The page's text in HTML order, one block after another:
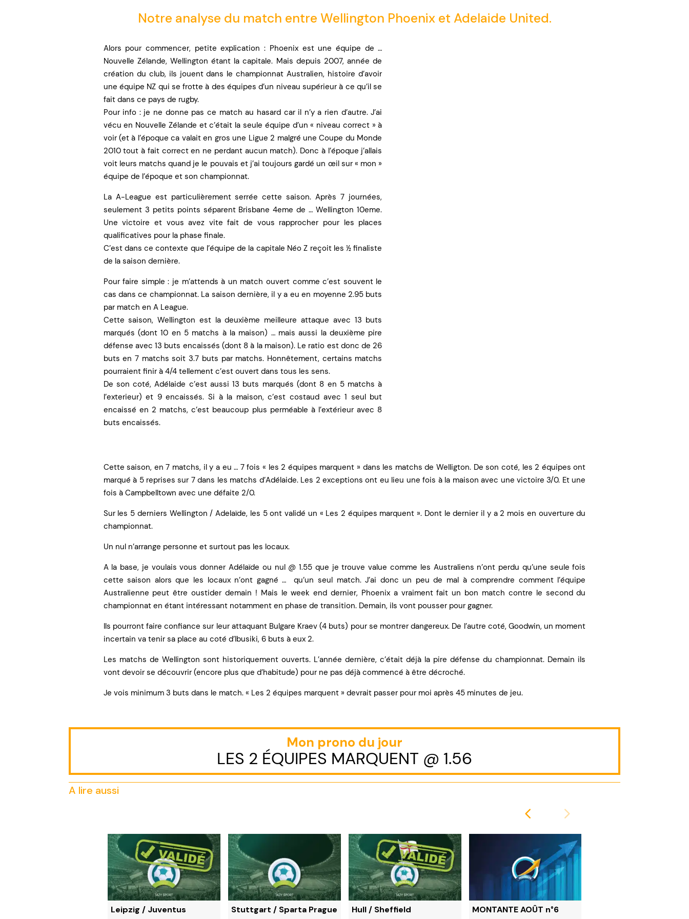
Notre analyse du match entre Wellington Phoenix et Adelaide United.
Alors pour commencer, petite explication : Phoenix est une équipe de …
Nouvelle Zélande, Wellington étant la capitale. Mais depuis 2007, année de
création du club, ils jouent dans le championnat Australien, histoire d’avoir
une équipe NZ qui se frotte à des équipes d’un niveau supérieur à ce qu’il se
fait dans ce pays de rugby.
Pour info : je ne donne pas ce match au hasard car il n’y a rien d’autre. J’ai
vécu en Nouvelle Zélande et c’était la seule équipe d’un « niveau correct » à
voir (et à l’époque ca valait en gros une Ligue 2 malgré une Coupe du Monde
2010 tout à fait correct en ne perdant aucun match). Donc à l’époque j’allais
voit leurs matchs quand je le pouvais et j’ai toujours gardé un œil sur « mon »
équipe de l’époque et son championnat.
La A-League est particulièrement serrée cette saison. Après 7 journées,
seulement 3 petits points séparent Brisbane 4eme de … Wellington 10eme.
Une victoire et vous avez vite fait de vous rapprocher pour les places
qualificatives pour la phase finale.
C’est dans ce contexte que l’équipe de la capitale Néo Z reçoit les ½ finaliste
de la saison dernière.
Pour faire simple : je m’attends à un match ouvert comme c’est souvent le
cas dans ce championnat. La saison dernière, il y a eu en moyenne 2.95 buts
par match en A League.
Cette saison, Wellington est la deuxième meilleure attaque avec 13 buts
marqués (dont 10 en 5 matchs à la maison) … mais aussi la deuxième pire
défense avec 13 buts encaissés (dont 8 à la maison). Le ratio est donc de 26
buts en 7 matchs soit 3.7 buts par matchs. Honnêtement, certains matchs
pourraient finir à 4/4 tellement c’est ouvert dans tous les sens.
De son coté, Adélaide c’est aussi 13 buts marqués (dont 8 en 5 matchs à
l’exterieur) et 9 encaissés. Si à la maison, c’est costaud avec 1 seul but
encaissé en 2 matchs, c’est beaucoup plus perméable à l’extérieur avec 8
buts encaissés.
Cette saison, en 7 matchs, il y a eu … 7 fois « les 2 équipes marquent » dans les matchs de Welligton. De son coté, les 2 équipes ont
marqué à 5 reprises sur 7 dans les matchs d’Adélaide. Les 2 exceptions ont eu lieu une fois à la maison avec une victoire 3/0. Et une
fois à Campbelltown avec une défaite 2/0.
Sur les 5 derniers Wellington / Adelaïde, les 5 ont validé un « Les 2 équipes marquent ». Dont le dernier il y a 2 mois en ouverture du
championnat.
Un nul n’arrange personne et surtout pas les locaux.
A la base, je voulais vous donner Adélaïde ou nul @ 1.55 que je trouve value comme les Australiens n’ont perdu qu’une seule fois
cette saison alors que les locaux n’ont gagné …
qu’un seul match. J’ai donc un peu de mal à comprendre comment l’équipe
Australienne peut être oustider demain ! Mais le week end dernier, Phoenix a vraiment fait un bon match contre le second du
championnat en étant intéressant notamment en phase de transition. Demain, ils vont pousser pour gagner.
Ils pourront faire confiance sur leur attaquant Bulgare Kraev (4 buts) pour se montrer dangereux. De l’autre coté, Goodwin, un moment
incertain va tenir sa place au coté d’Ibusiki, 6 buts à eux 2.
Les matchs de Wellington sont historiquement ouverts. L’année dernière, c’était déjà la pire défense du championnat. Demain ils
vont devoir se découvrir (encore plus que d’habitude) pour ne pas déjà commencé à être décroché.
Je vois minimum 3 buts dans le match. « Les 2 équipes marquent » devrait passer pour moi après 45 minutes de jeu.
Mon prono du jour
LES 2 ÉQUIPES MARQUENT @ 1.56
A lire aussi
Leipzig / Juventus Stuttgart / Sparta Prague Hull / Sheffield MONTANTE AOÛT n°6